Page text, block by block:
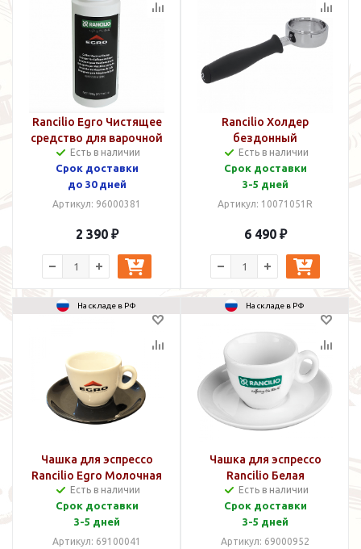
Rancilio Egro Чистящее
средство для варочной
группы 900 гр
Есть в наличии
Срок доставки
до 30 дней
Артикул: 96000381
2 390 ₽
Rancilio Холдер
бездонный
Есть в наличии
Срок доставки
3-5 дней
Артикул: 10071051R
6 490 ₽
На складе в РФ
Чашка для эспрессо
Rancilio Egro Молочная
Есть в наличии
Срок доставки
3-5 дней
Артикул: 69100041
На складе в РФ
Чашка для эспрессо
Rancilio Белая
Есть в наличии
Срок доставки
3-5 дней
Артикул: 69000952